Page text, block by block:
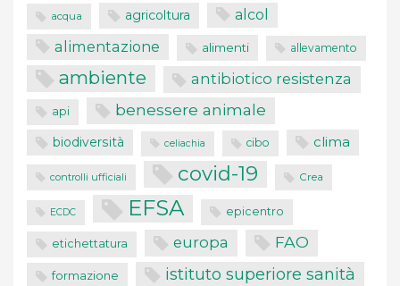
acqua agricoltura alcol
alimentazione alimenti allevamento
ambiente antibiotico resistenza
api benessere animale
biodiversità celiachia cibo clima
controlli ufficiali covid-19 Crea
ECDC EFSA epicentro
etichettatura europa FAO
formazione istituto superiore sanità